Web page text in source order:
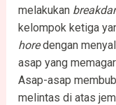
melakukan
kelompok ketiga
horedengan
asap yang
Asap-asap
melintas di atas